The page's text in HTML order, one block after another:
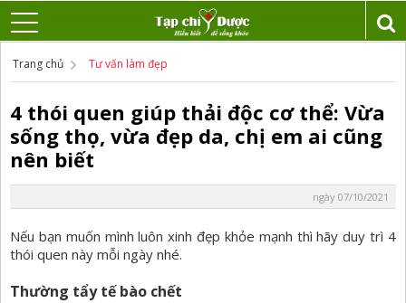
Trang chủ Tư vấn làm đẹp
4 thói quen giúp thải độc cơ thể: Vừa
sống thọ, vừa đẹp da, chị em ai cũng
nên biết
ngày 07/10/2021
Nếu bạn muốn mình luôn xinh đẹp khỏe mạnh thì hãy duy trì 4
thói quen này mỗi ngày nhé.
Thường tẩy tế bào chết